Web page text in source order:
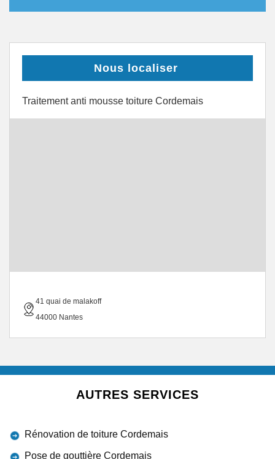
Nous localiser
Traitement anti mousse toiture Cordemais
41 quai de malakoff
44000 Nantes
AUTRES SERVICES
Rénovation de toiture Cordemais
Pose de gouttière Cordemais